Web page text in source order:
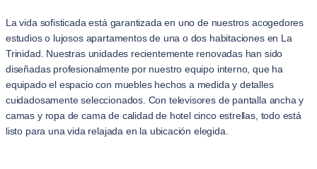
La vida sofisticada está garantizada en uno de nuestros acogedores
estudios o lujosos apartamentos de una o dos habitaciones en La
Trinidad. Nuestras unidades recientemente renovadas han sido
diseñadas profesionalmente por nuestro equipo interno, que ha
equipado el espacio con muebles hechos a medida y detalles
cuidadosamente seleccionados. Con televisores de pantalla ancha y
camas y ropa de cama de calidad de hotel cinco estrellas, todo está
listo para una vida relajada en la ubicación elegida.